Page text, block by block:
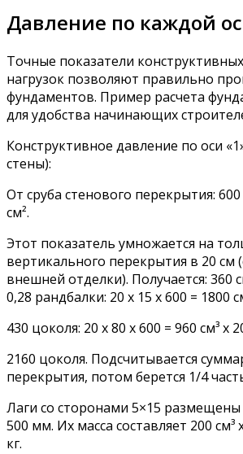
Давление по каждой
Точные показатели
нагрузок позволяют правильно
фундаментов. Пример расчета
для удобства начинающих
Конструктивное давление по оси
стены):
От сруба стенового перекрытия: 600
см².
Этот показатель умножается на
вертикального перекрытия в 20 см
внешней отделки). Получается: 360
0,28 рандбалки: 20 х 15 х 600 = 1800
430 цоколя: 20 х 80 х 600 = 960 см³ х
2160 цоколя. Подсчитывается
перекрытия, потом берется 1/4
Лаги со сторонами 5×15
500 мм. Их масса составляет 200 см³
кг.